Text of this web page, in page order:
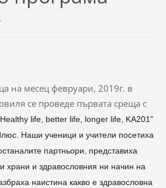
на месец февруари, 2019г. в
се проведе първата среща с
life, better life, longer life, KA201"
Наши ученици и учители посетиха
партньори, представиха
храни и здравословния ни начин на
наистина какво е здравословна